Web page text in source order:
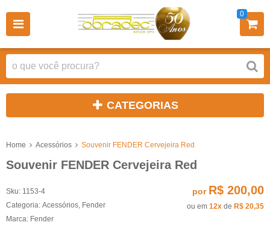
0
CATEGORIAS
Home Acessórios Souvenir FENDER Cervejeira Red
Souvenir FENDER Cervejeira Red
Sku: 1153-4
Categoria: Acessórios Fender
Marca: Fender
por R$ 200,00
ou em 12x de R$ 20,35